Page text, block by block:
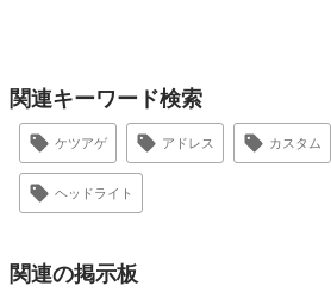
関連キーワード検索
ケツアゲ アドレス カスタム
ヘッドライト
関連の掲示板